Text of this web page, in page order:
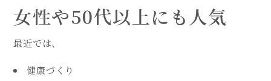
女性や50代以上にも人気
最近では、
健康づくり